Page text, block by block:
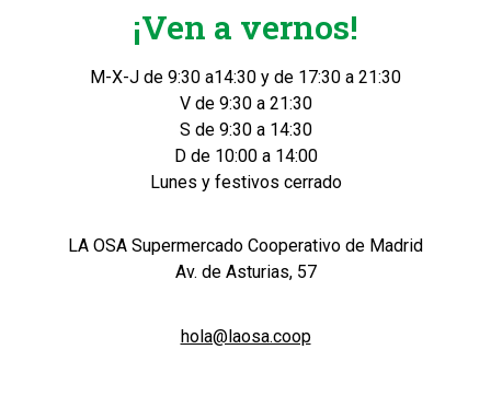
¡Ven a vernos!
M-X-J de 9:30 a14:30 y de 17:30 a 21:30
V de 9:30 a 21:30
S de 9:30 a 14:30
D de 10:00 a 14:00
Lunes y festivos cerrado
LA OSA Supermercado Cooperativo de Madrid
Av. de Asturias, 57
hola@laosa.coop